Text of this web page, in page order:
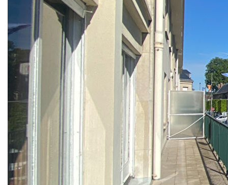
Description
Réf : 13066
IDEALEMENT PLACE, cet appartement vous
séduira par SA VUE et SES VOLUMES. Il offre une
entrée, un SEJOUR DOUBLE, une CUISINE
EQUIPEE ET AMENAGEE donnant sur un balcon, 4
CHAMBRES DONNANT TOUTES SUR LE BALCON
FILANT, une salle de bain et une salle d'eau, 2 WC.
Placards, débarras et buanderie, WC (2).
Balcon donnant SUR LA CATHEDRALE de
BEAUVAIS, 2ème balcon, cave.
Les + : VUE, HYPER CENTRE, 1er ETAGE,
PLOMBERIE ET ELECTRICITE REFAIT EN 2010,
CHAUFFAGE COMPRIS DANS LES CHARGES